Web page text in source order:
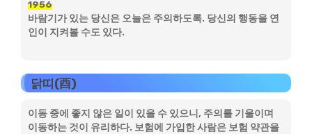
1956
바람기가 있는 당신은 오늘은 주의하도록. 당신의 행동을 연
인이 지켜볼 수도 있다.
닭띠(酉)
이동 중에 좋지 않은 일이 있을 수 있으니, 주의를 기울이며
이동하는 것이 유리하다. 보험에 가입한 사람은 보험 약관을